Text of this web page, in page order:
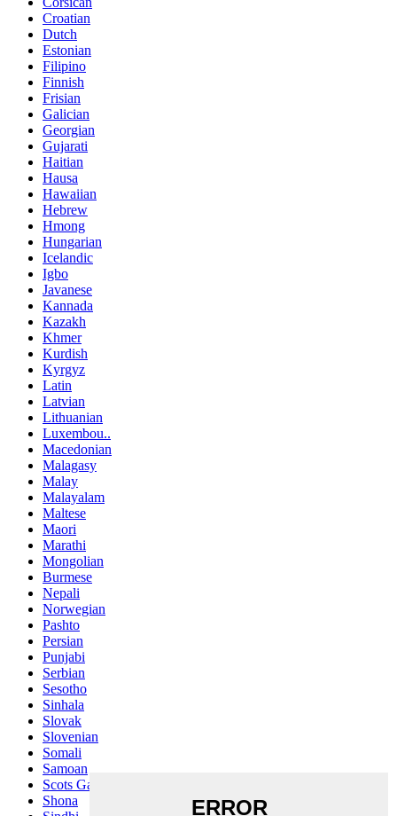
Croatian
Dutch
Estonian
Filipino
Finnish
Frisian
Galician
Georgian
Gujarati
Haitian
Hausa
Hawaiian
Hebrew
Hmong
Hungarian
Icelandic
Igbo
Javanese
Kannada
Kazakh
Khmer
Kurdish
Kyrgyz
Latin
Latvian
Lithuanian
Luxembou..
Macedonian
Malagasy
Malay
Malayalam
Maltese
Maori
Marathi
Mongolian
Burmese
Nepali
Norwegian
Pashto
Persian
Punjabi
Serbian
Sesotho
Sinhala
Slovak
Slovenian
Somali
Samoan
Scots Gaelic
Shona